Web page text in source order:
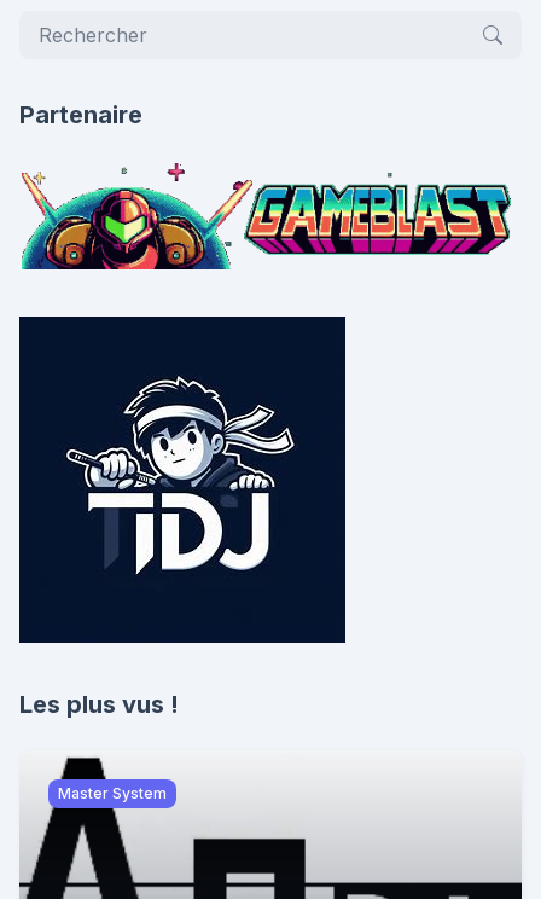
Partenaire
Les plus vus !
Master System